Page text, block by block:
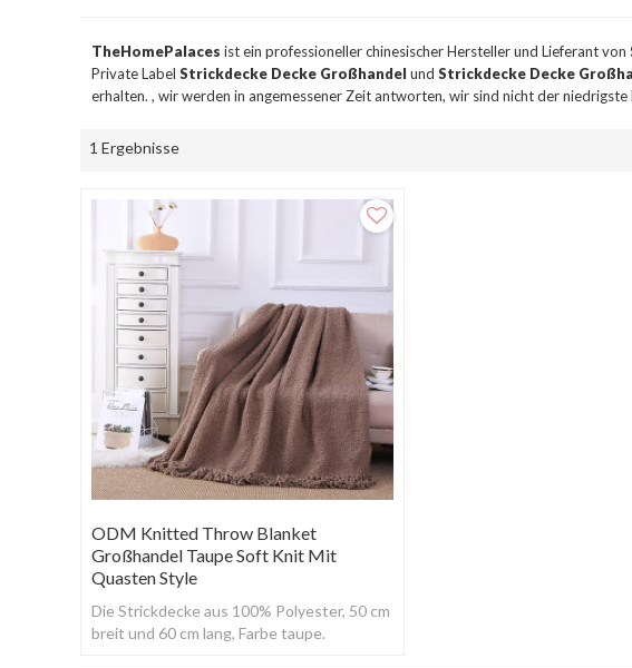
TheHomePalaces ist ein professioneller chinesischer Hersteller und Lieferant von
Private Label Strickdecke Decke Großhandel und Strickdecke Decke
erhalten. , wir werden in angemessener Zeit antworten, wir sind nicht der niedrigste
1 Ergebnisse
ODM Knitted Throw Blanket
Großhandel Taupe Soft Knit Mit
Quasten Style
Die Strickdecke aus 100% Polyester, 50 cm
breit und 60 cm lang, Farbe taupe.